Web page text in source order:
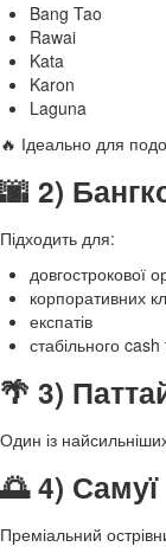
Bang Tao
Rawai
Kata
Karon
Laguna
🔥 Ідеально для
🌆 2)
Підходить для:
довгострокової
корпоративних
експатів
стабільного
🌴 3)
Один із
🌅 4) Самуї
Преміальний